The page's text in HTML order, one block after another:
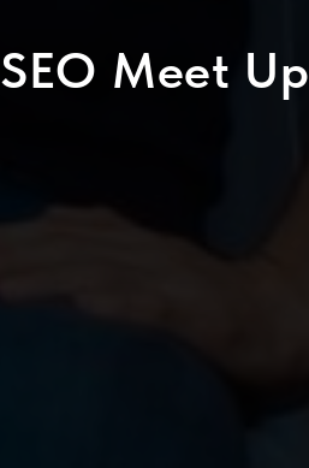
SEO Meet Up